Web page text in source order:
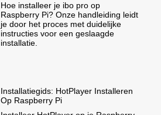
Hoe installeer je ibo pro op
Raspberry Pi? Onze handleiding leidt
je door het proces met duidelijke
instructies voor een geslaagde
installatie.
Installatiegids: HotPlayer Installeren
Op Raspberry Pi